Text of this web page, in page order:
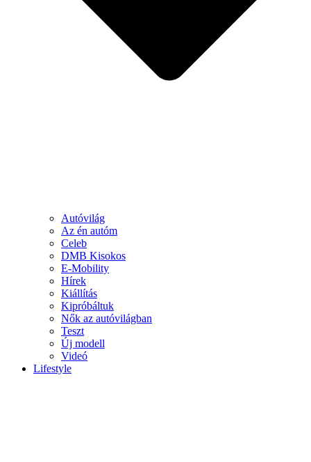
Autóvilág
Az én autóm
Celeb
DMB Kisokos
E-Mobility
Hírek
Kiállítás
Kipróbáltuk
Nők az autóvilágban
Teszt
Új modell
Videó
Lifestyle